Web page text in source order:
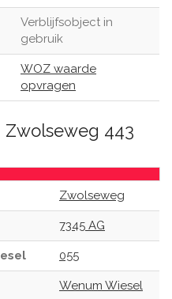
Verblijfsobject in
gebruik
WOZ waarde
opvragen
443
Zwolseweg
7345 AG
055
Wenum Wiesel